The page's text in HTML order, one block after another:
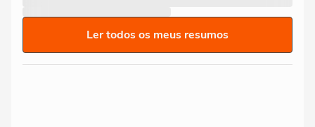
Ler todos os meus resumos